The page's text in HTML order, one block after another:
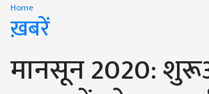
Home
ख़बरें
मानसून 2020: